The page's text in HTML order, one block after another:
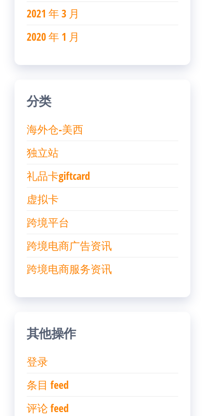
2021 年 3 月
2020 年 1 月
分类
海外仓-美西
独立站
礼品卡giftcard
虚拟卡
跨境平台
跨境电商广告资讯
跨境电商服务资讯
其他操作
登录
条目 feed
评论 feed